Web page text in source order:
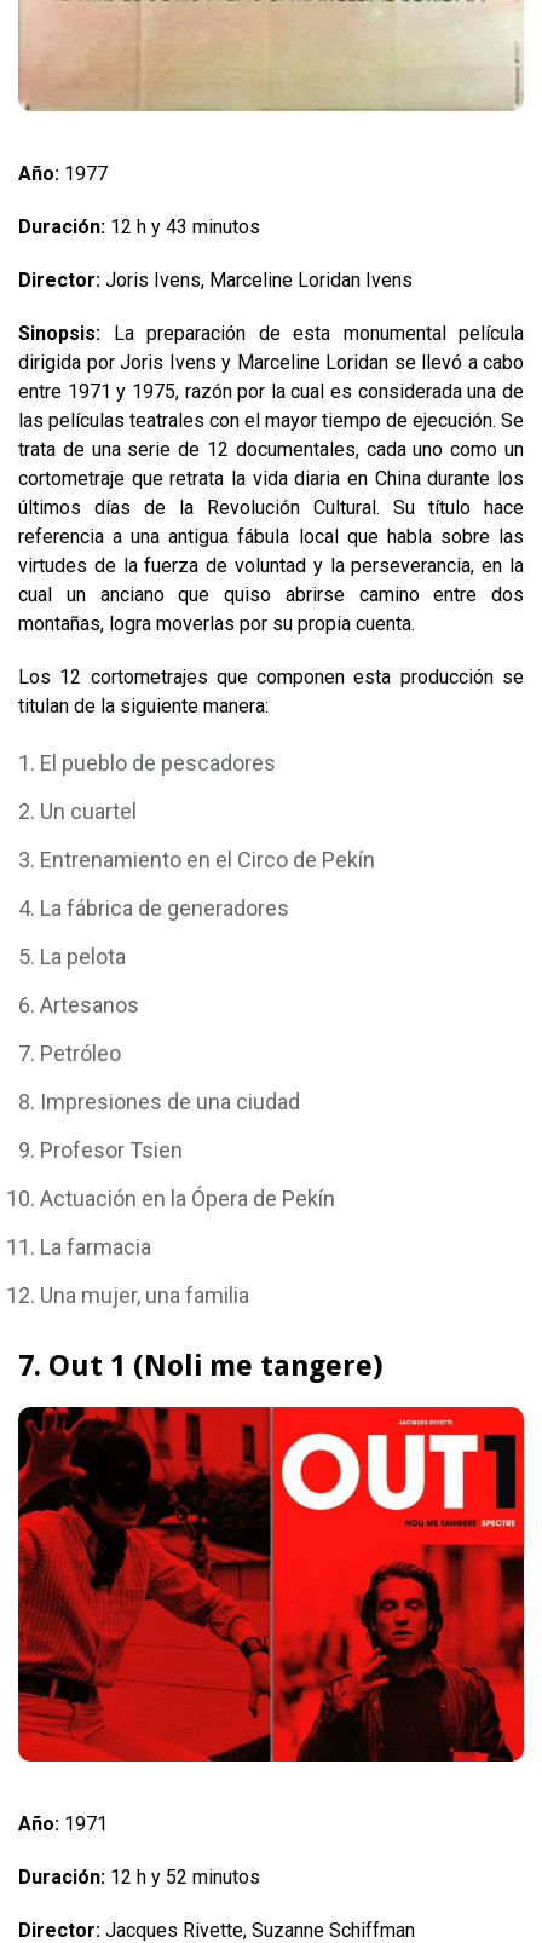
Año: 1977
Duración: 12 h y 43 minutos
Director: Joris Ivens, Marceline Loridan Ivens
Sinopsis: La preparación de esta monumental película
dirigida por Joris Ivens y Marceline Loridan se llevó a cabo
entre 1971 y 1975, razón por la cual es considerada una de
las películas teatrales con el mayor tiempo de ejecución. Se
trata de una serie de 12 documentales, cada uno como un
cortometraje que retrata la vida diaria en China durante los
últimos días de la Revolución Cultural. Su título hace
referencia a una antigua fábula local que habla sobre las
virtudes de la fuerza de voluntad y la perseverancia, en la
cual un anciano que quiso abrirse camino entre dos
montañas, logra moverlas por su propia cuenta.
Los 12 cortometrajes que componen esta producción se
titulan de la siguiente manera:
El pueblo de pescadores
Un cuartel
Entrenamiento en el Circo de Pekín
La fábrica de generadores
La pelota
Artesanos
Petróleo
Impresiones de una ciudad
Profesor Tsien
Actuación en la Ópera de Pekín
La farmacia
Una mujer, una familia
7. Out 1 (Noli me tangere)
Año: 1971
Duración: 12 h y 52 minutos
Director: Jacques Rivette, Suzanne Schiffman